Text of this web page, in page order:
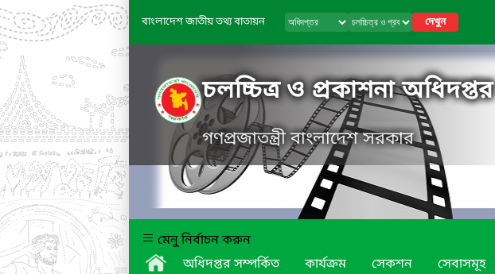
বাংলাদেশ জাতীয় তথ্য বাতায়ন দেখুন
চলচ্চিত্র ও প্রকাশনা অধিদপ্তর
গণপ্রজাতন্ত্রী বাংলাদেশ সরকার
মেনু নির্বাচন করুন
অধিদপ্তর সম্পর্কিত
কার্যক্রম সেকশন সেবাসমূহ